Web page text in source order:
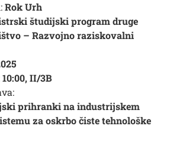
Rok Urh
študijski program druge
– Razvojno raziskovalni
10:00, II/3B
prihranki na industrijskem
za oskrbo čiste tehnološke